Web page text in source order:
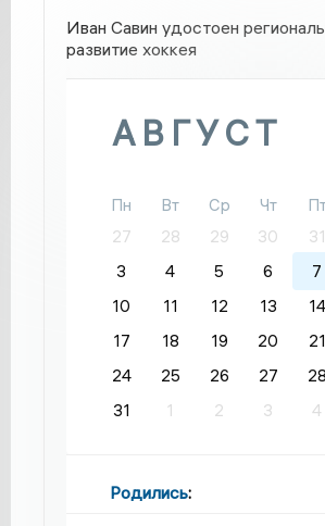
Иван Савин удостоен
развитие хоккея
АВГУСТ
Пн Вт Ср Чт
27
28 29 30 31
3
4 5 6 7
10
11 12 13 14
17
18 19 20 21
24
25 26 27 28
31
1 2 3 4
Родились: